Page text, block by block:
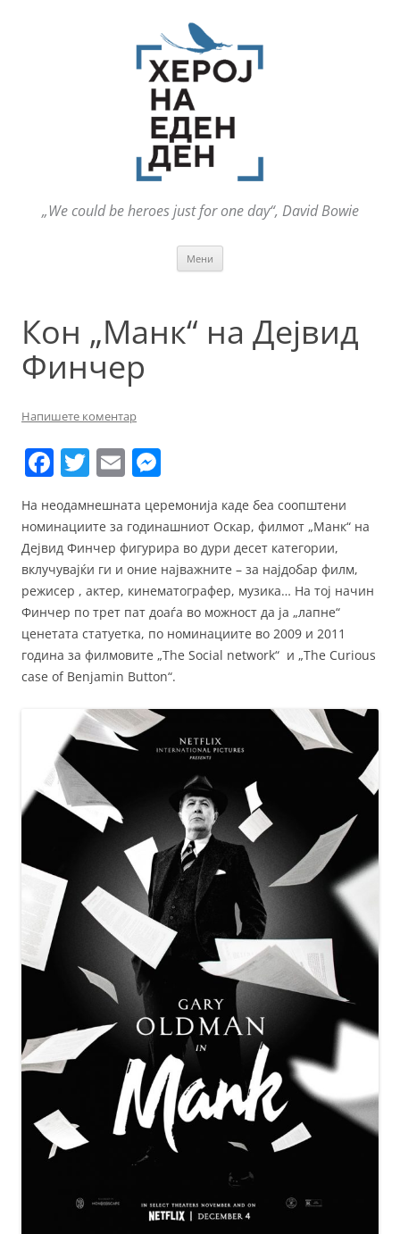
„We could be heroes just for one day“, David Bowie
Мени
Кон „Манк“ на Дејвид
Финчер
Напишете коментар
F
c
e
b
o
o
k
T
itt
er
E
ai
l
ss
e
n
g
er
На неодамнешната церемонија каде беа соопштени
номинациите за годинашниот Оскар, филмот „Манк“ на
Дејвид Финчер фигурира во дури десет категории,
вклучувајќи ги и оние најважните – за најдобар филм,
режисер , актер, кинематографер, музика… На тој начин
Финчер по трет пат доаѓа во можност да ја „лапне“
ценетата статуетка, по номинациите во 2009 и 2011
година за филмовите „The Social network“ и „The Curious
case of Benjamin Button“.